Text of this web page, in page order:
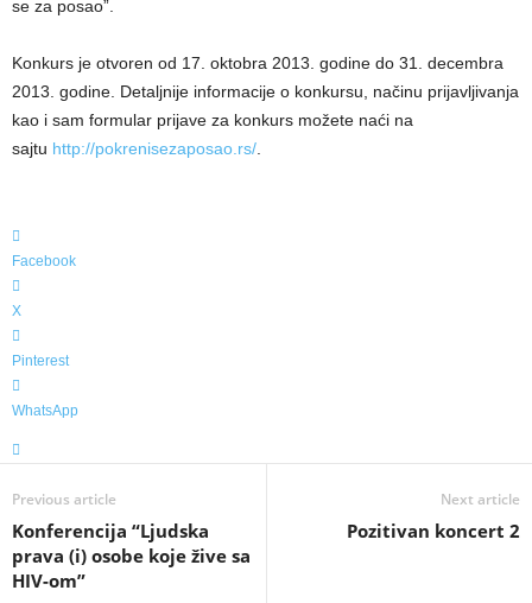
se za posao”.
Konkurs je otvoren od 17. oktobra 2013. godine do 31. decembra
2013. godine. Detaljnije informacije o konkursu, načinu prijavljivanja
kao i sam formular prijave za konkurs možete naći na
sajtu http://pokrenisezaposao.rs/.
Facebook
X
Pinterest
WhatsApp
Previous article
Konferencija “Ljudska
prava (i) osobe koje žive sa
HIV-om”
Next article
Pozitivan koncert 2